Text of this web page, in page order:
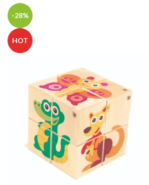
-28%
HOT